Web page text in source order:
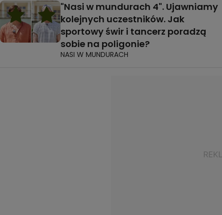
"Nasi w mundurach 4". Ujawniamy
kolejnych uczestników. Jak
sportowy świr i tancerz poradzą
sobie na poligonie?
NASI W MUNDURACH